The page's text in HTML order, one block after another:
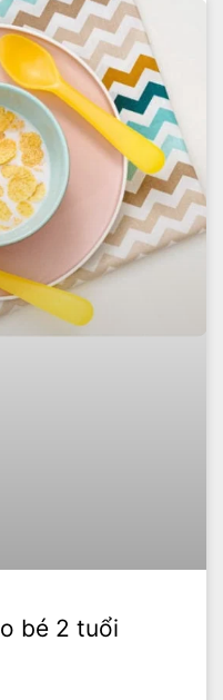
bé 2 tuổi